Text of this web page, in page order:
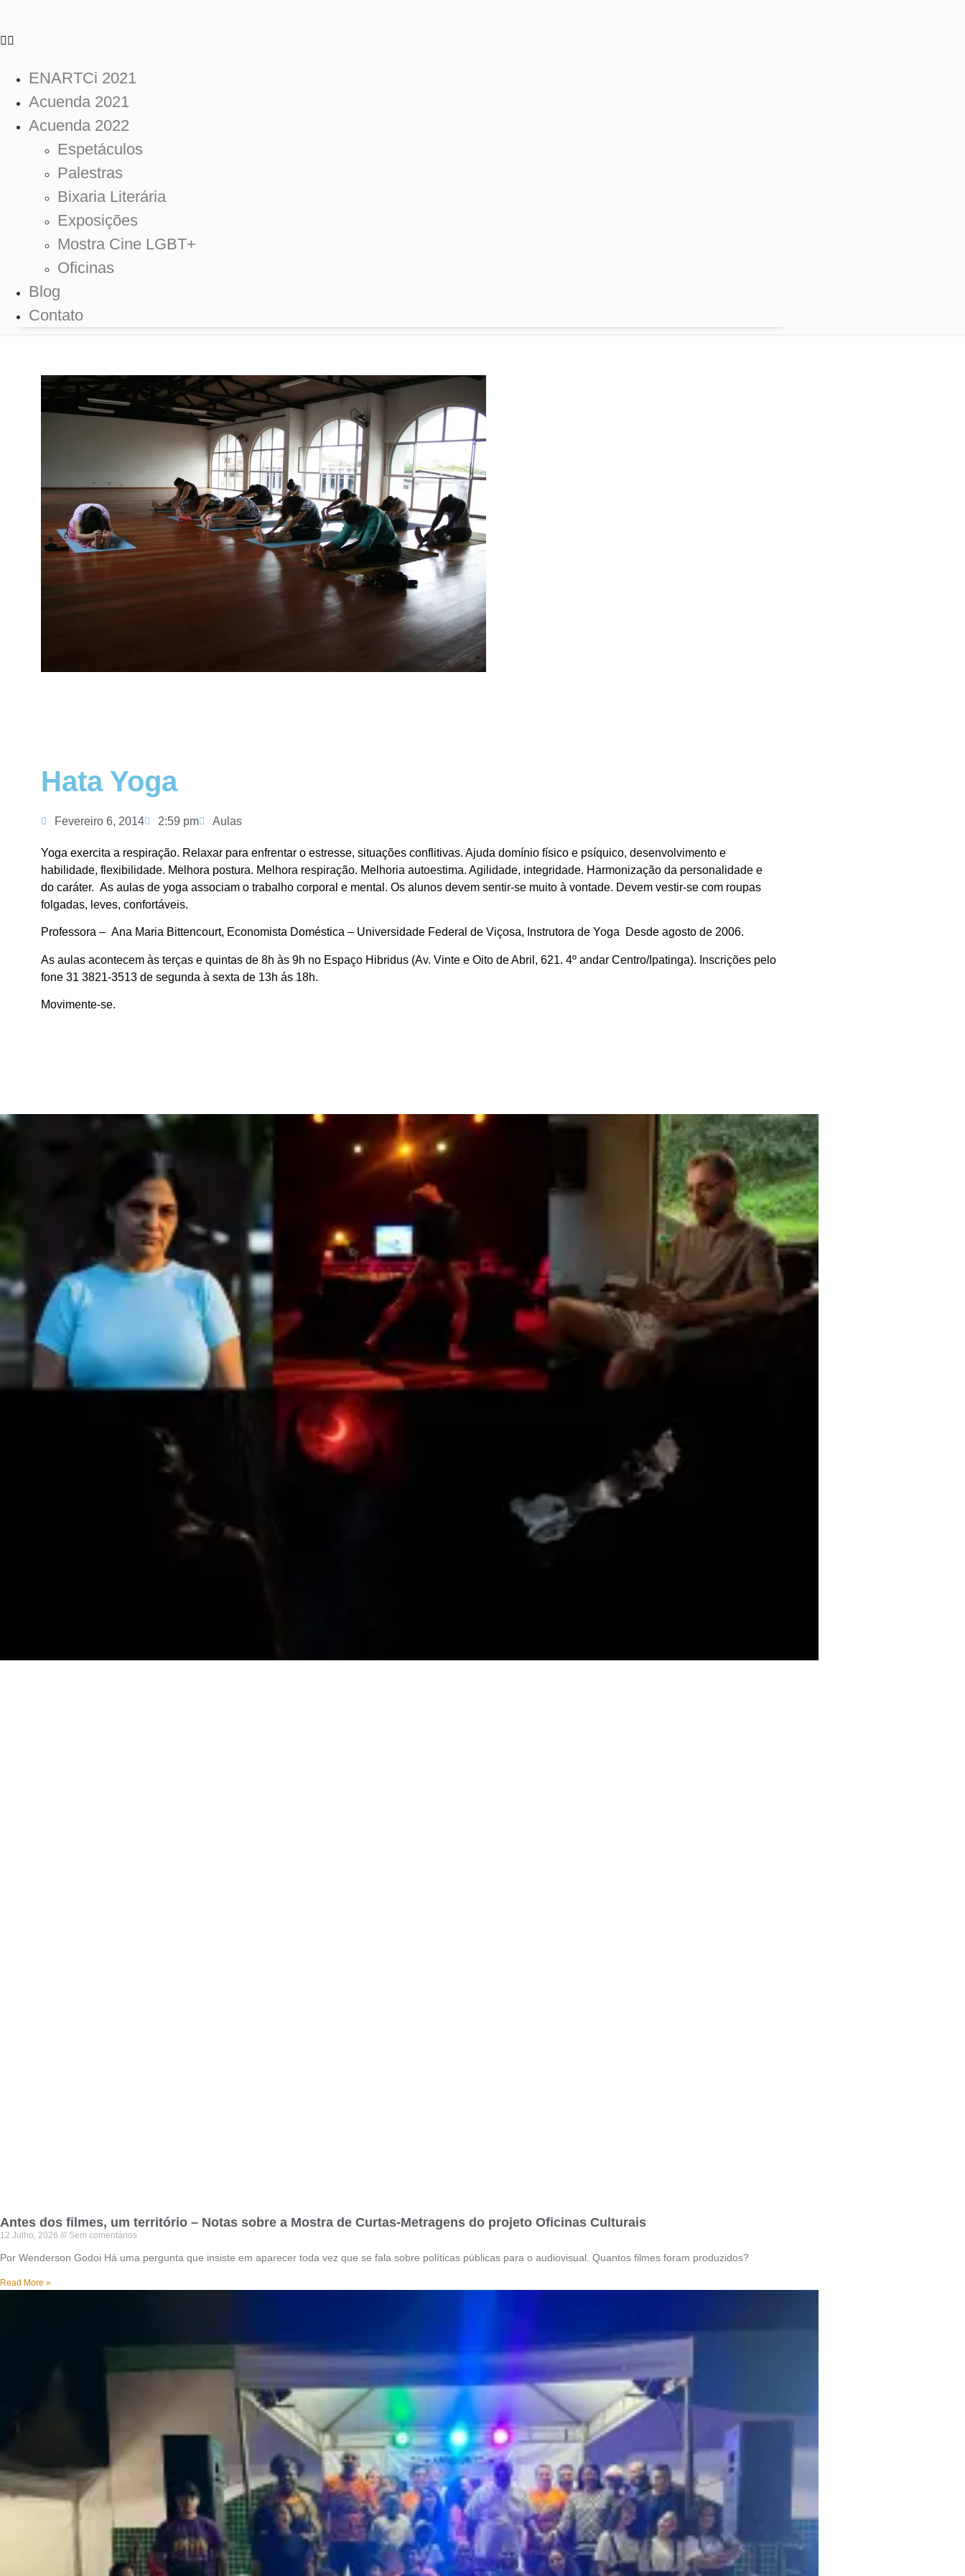
content
ENARTCi 2021
Acuenda 2021
Acuenda 2022
Espetáculos
Palestras
Bixaria Literária
Exposições
Mostra Cine LGBT+
Oficinas
Blog
Contato
Hata Yoga
Fevereiro 6, 2014 2:59 pm Aulas
Yoga exercita a respiração. Relaxar para enfrentar o estresse, situações conflitivas. Ajuda domínio físico e psíquico, desenvolvimento e
habilidade, flexibilidade. Melhora postura. Melhora respiração. Melhoria autoestima. Agilidade, integridade. Harmonização da personalidade e
do caráter. As aulas de yoga associam o trabalho corporal e mental. Os alunos devem sentir-se muito à vontade. Devem vestir-se com roupas
folgadas, leves, confortáveis.
Professora – Ana Maria Bittencourt, Economista Doméstica – Universidade Federal de Viçosa, Instrutora de Yoga Desde agosto de 2006.
As aulas acontecem às terças e quintas de 8h às 9h no Espaço Hibridus (Av. Vinte e Oito de Abril, 621. 4º andar Centro/Ipatinga). Inscrições pelo
fone 31 3821-3513 de segunda à sexta de 13h ás 18h.
Movimente-se.
Antes dos filmes, um território – Notas sobre a Mostra de Curtas-Metragens do projeto Oficinas Culturais
12 Julho, 2026 Sem comentários
Por Wenderson Godoi Há uma pergunta que insiste em aparecer toda vez que se fala sobre políticas públicas para o audiovisual. Quantos filmes foram produzidos?
Read More »